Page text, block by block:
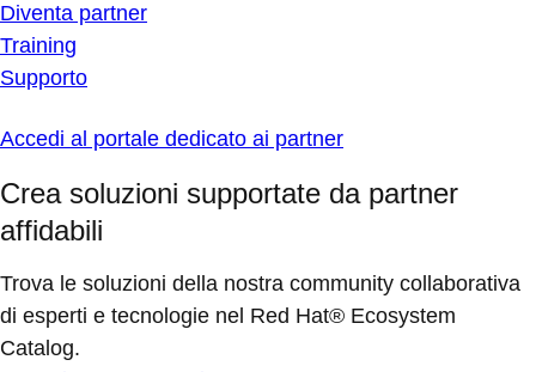
Diventa partner
Training
Supporto
Accedi al portale dedicato ai partner
Crea soluzioni supportate da partner
affidabili
Trova le soluzioni della nostra community collaborativa
di esperti e tecnologie nel Red Hat® Ecosystem
Catalog.